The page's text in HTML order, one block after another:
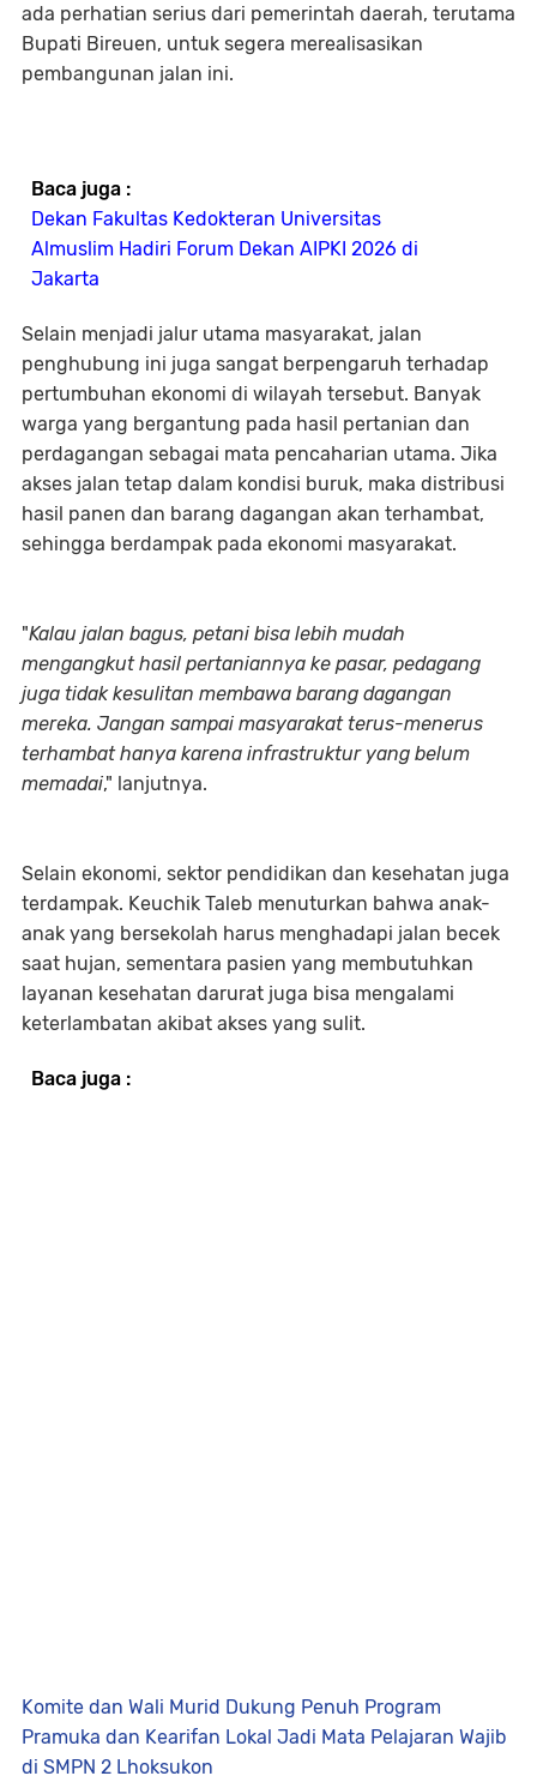
ada perhatian serius dari pemerintah daerah, terutama
Bupati Bireuen, untuk segera merealisasikan
pembangunan jalan ini.
Baca juga :
Dekan Fakultas Kedokteran Universitas
Almuslim Hadiri Forum Dekan AIPKI 2026 di
Jakarta
Selain menjadi jalur utama masyarakat, jalan
penghubung ini juga sangat berpengaruh terhadap
pertumbuhan ekonomi di wilayah tersebut. Banyak
warga yang bergantung pada hasil pertanian dan
perdagangan sebagai mata pencaharian utama. Jika
akses jalan tetap dalam kondisi buruk, maka distribusi
hasil panen dan barang dagangan akan terhambat,
sehingga berdampak pada ekonomi masyarakat.
"Kalau jalan bagus, petani bisa lebih mudah
mengangkut hasil pertaniannya ke pasar, pedagang
juga tidak kesulitan membawa barang dagangan
mereka. Jangan sampai masyarakat terus-menerus
terhambat hanya karena infrastruktur yang belum
memadai," lanjutnya.
Selain ekonomi, sektor pendidikan dan kesehatan juga
terdampak. Keuchik Taleb menuturkan bahwa anak-
anak yang bersekolah harus menghadapi jalan becek
saat hujan, sementara pasien yang membutuhkan
layanan kesehatan darurat juga bisa mengalami
keterlambatan akibat akses yang sulit.
Baca juga :
Komite dan Wali Murid Dukung Penuh Program
Pramuka dan Kearifan Lokal Jadi Mata Pelajaran Wajib
di SMPN 2 Lhoksukon